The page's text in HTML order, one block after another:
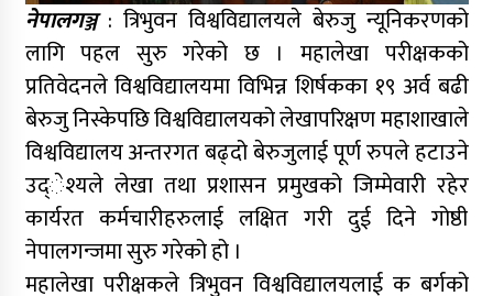
नेपालगञ्ज : त्रिभुवन विश्वविद्यालयले बेरुजु न्यूनिकरणको
लागि पहल सुरु गरेको छ । महालेखा परीक्षकको
प्रतिवेदनले विश्वविद्यालयमा विभिन्न शिर्षकका १९ अर्व बढी
बेरुजु निस्केपछि विश्वविद्यालयको लेखापरिक्षण महाशाखाले
विश्वविद्यालय अन्तरगत बढ्दो बेरुजुलाई पूर्ण रुपले हटाउने
उद्ेश्यले लेखा तथा प्रशासन प्रमुखको जिम्मेवारी रहेर
कार्यरत कर्मचारीहरुलाई लक्षित गरी दुई दिने गोष्ठी
नेपालगन्जमा सुरु गरेको हो ।
महालेखा परीक्षकले त्रिभुवन विश्वविद्यालयलाई क बर्गको